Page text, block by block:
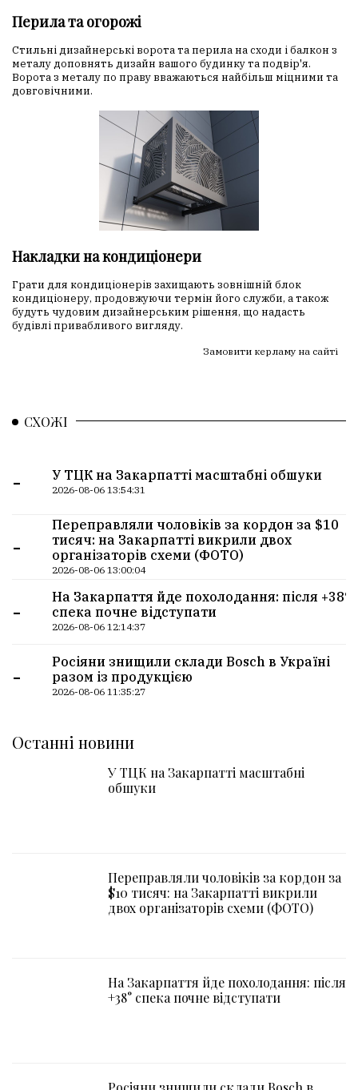
Перила та огорожі
Стильні дизайнерські ворота та перила на сходи і балкон з
металу доповнять дизайн вашого будинку та подвір'я.
Ворота з металу по праву вважаються найбільш міцними та
довговічними.
Накладки на кондиціонери
Грати для кондиціонерів захищають зовнішній блок
кондиціонеру, продовжуючи термін його служби, а також
будуть чудовим дизайнерським рішення, що надасть
будівлі привабливого вигляду.
Замовити керламу на сайті
СХОЖІ
- У ТЦК на Закарпатті масштабні обшуки
2026-08-06 13:54:31
-
Переправляли чоловіків за кордон за $10
тисяч: на Закарпатті викрили двох
організаторів схеми (ФОТО)
2026-08-06 13:00:04
-
На Закарпаття йде похолодання: після +38°
спека почне відступати
2026-08-06 12:14:37
-
Росіяни знищили склади Bosch в Україні
разом із продукцією
2026-08-06 11:35:27
Останні новини
У ТЦК на Закарпатті масштабні
обшуки
Переправляли чоловіків за кордон за
$10 тисяч: на Закарпатті викрили
двох організаторів схеми (ФОТО)
На Закарпаття йде похолодання: після
+38° спека почне відступати